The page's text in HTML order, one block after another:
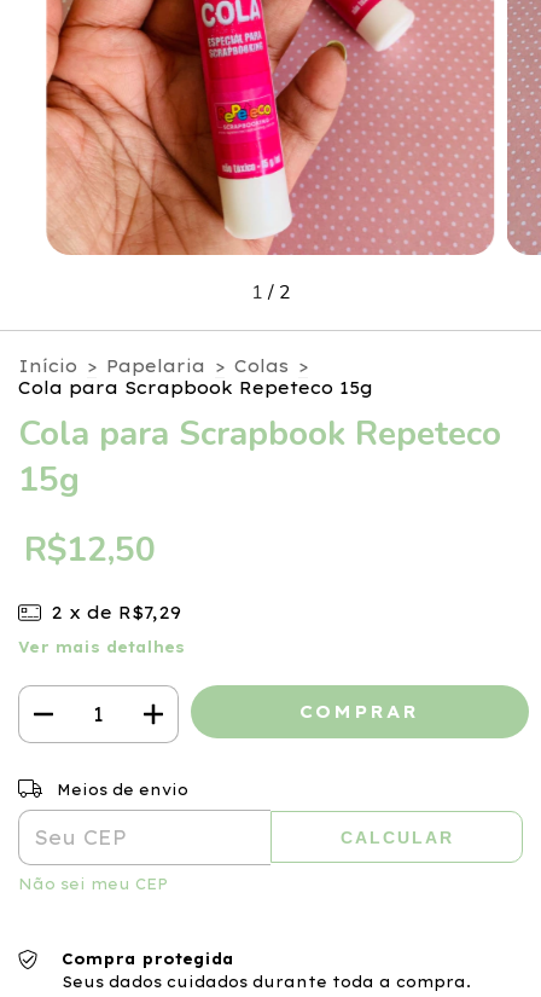
1/ 2
Início > Papelaria > Colas >
Cola para Scrapbook Repeteco 15g
Cola para Scrapbook Repeteco
15g
R$12,50
2 x de R$7,29
Ver mais detalhes
Entregas para o CEP:
Meios de envio
CALCULAR
Não sei meu CEP
Compra protegida
Seus dados cuidados durante toda a compra.